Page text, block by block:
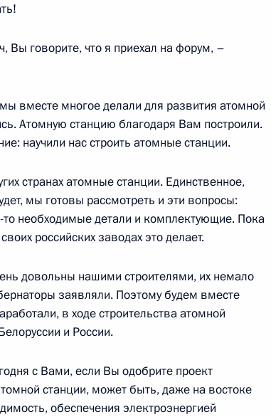
центра «Сириус»
и учителям
Сербской Милорадом
4
20
Вы говорите, что я приехал на форум, –
вместе многое делали для развития атомной
Атомную станцию благодаря Вам построили.
научили нас строить атомные станции.
странах атомные станции. Единственное,
мы готовы рассмотреть и эти вопросы:
то необходимые детали и комплектующие. Пока
российских заводах это делает.
довольны нашими строителями, их немало
заявляли. Поэтому будем вместе
в ходе строительства атомной
и России.
с Вами, если Вы одобрите проект
станции, может быть, даже на востоке
обеспечения электроэнергией